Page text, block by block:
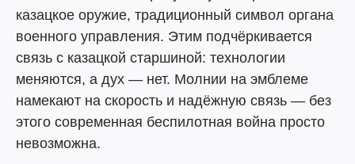
казацкое оружие, традиционный символ органа
военного управления. Этим подчёркивается
связь с казацкой старшиной: технологии
меняются, а дух — нет. Молнии на эмблеме
намекают на скорость и надёжную связь — без
этого современная беспилотная война просто
невозможна.